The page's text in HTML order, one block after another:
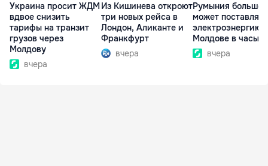
Украина просит ЖДМ
вдвое снизить
тарифы на транзит
грузов через
Молдову
вчера
Из Кишинева откроют
три новых рейса в
Лондон, Аликанте и
Франкфурт
вчера
Румыния больше
может поставлять
электроэнергию
Молдове в часы
вчера